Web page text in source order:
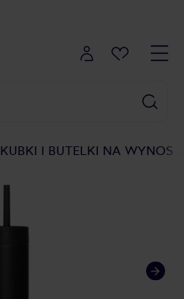
KUBKI I BUTELKI NA WYNOS